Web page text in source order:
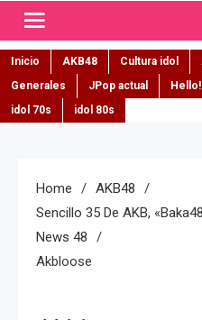
Inicio AKB48 Cultura idol
Generales
JPop actual
idol 70s
idol 80s
Home
AKB48
Sencillo 35 De AKB,
News 48
Akbloose